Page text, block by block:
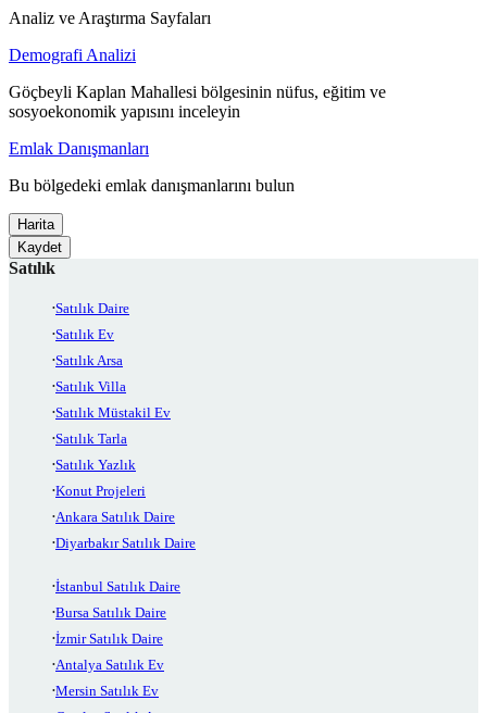
Analiz ve Araştırma Sayfaları
Demografi Analizi
Göçbeyli Kaplan Mahallesi bölgesinin nüfus, eğitim ve
sosyoekonomik yapısını inceleyin
Emlak Danışmanları
Bu bölgedeki emlak danışmanlarını bulun
Harita
Kaydet
Satılık
Satılık Daire
Satılık Ev
Satılık Arsa
Satılık Villa
Satılık Müstakil Ev
Satılık Tarla
Satılık Yazlık
Konut Projeleri
Ankara Satılık Daire
Diyarbakır Satılık Daire
İstanbul Satılık Daire
Bursa Satılık Daire
İzmir Satılık Daire
Antalya Satılık Ev
Mersin Satılık Ev